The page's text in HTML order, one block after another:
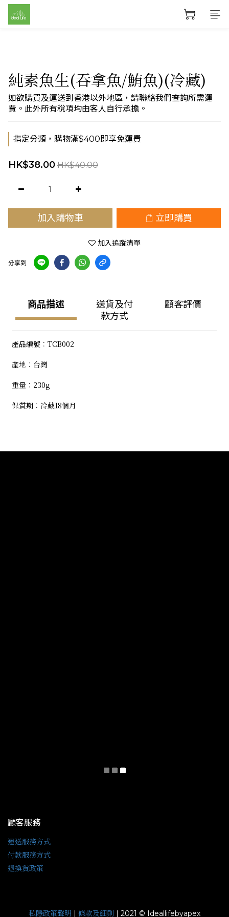
純素魚生(吞拿魚/鮪魚)(冷藏)
如欲購買及運送到香港以外地區，請聯絡我們查詢所需運
費。此外所有稅項均由客人自行承擔。
指定分類，購物滿$400即享免運費
HK$38.00 HK$40.00
加入購物車 立即購買
加入追蹤清單
分享到
商品描述
送貨及付
款方式
顧客評價
產品編號︰TCB002
產地︰台灣
重量︰230g
保質期︰冷藏18個月
顧客服務
運送服務方式
付款服務方式
退換貨政策
私隱政策聲明 | 條款及細則 | 2021 © Ideallifebyapex